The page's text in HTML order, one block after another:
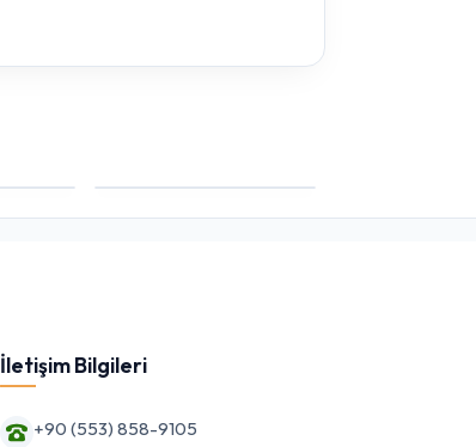
İletişim Bilgileri
+90 (553) 858-9105